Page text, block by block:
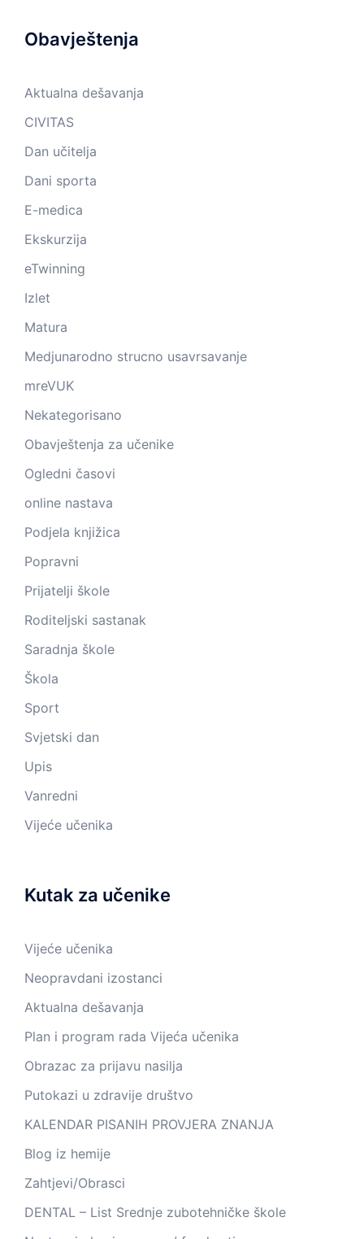
Obavještenja
Aktualna dešavanja
CIVITAS
Dan učitelja
Dani sporta
E-medica
Ekskurzija
eTwinning
Izlet
Matura
Medjunarodno strucno usavrsavanje
mreVUK
Nekategorisano
Obavještenja za učenike
Ogledni časovi
online nastava
Podjela knjižica
Popravni
Prijatelji škole
Roditeljski sastanak
Saradnja škole
Škola
Sport
Svjetski dan
Upis
Vanredni
Vijeće učenika
Kutak za učenike
Vijeće učenika
Neopravdani izostanci
Aktualna dešavanja
Plan i program rada Vijeća učenika
Obrazac za prijavu nasilja
Putokazi u zdravije društvo
KALENDAR PISANIH PROVJERA ZNANJA
Blog iz hemije
Zahtjevi/Obrasci
DENTAL – List Srednje zubotehničke škole